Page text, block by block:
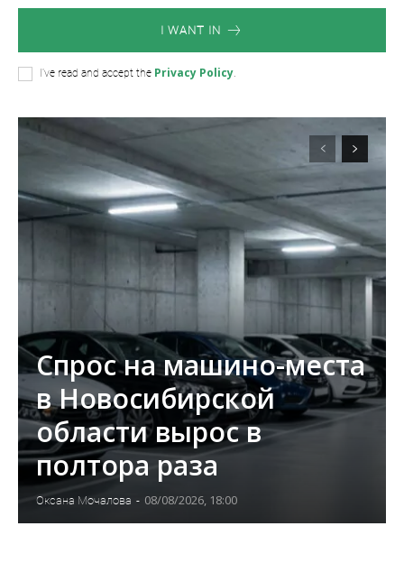
I WANT IN
I've read and accept the Privacy Policy.
Спрос на машино-места
в Новосибирской
области вырос в
полтора раза
Оксана Мочалова - 08/08/2026, 18:00